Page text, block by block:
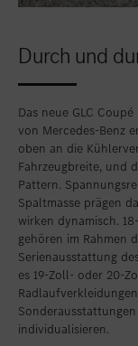
Durch und
Das neue GLC
von Mercedes-Benz
oben an die
Fahrzeugbreite, und
Pattern.
Spaltmasse prägen
wirken dynamisch.
gehören im Rahmen
Serienausstattung
es 19-Zoll- oder 20-
individualisieren.